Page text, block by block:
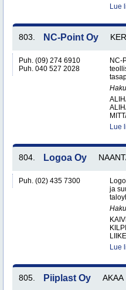
Lue
803. NC-Point Oy
Puh. (09) 274 6910
Puh. 040 527 2028
NC-
Lue
804. Logoa Oy
Puh. (02) 435 7300
ja
Lue
805. Piiplast Oy AKAA